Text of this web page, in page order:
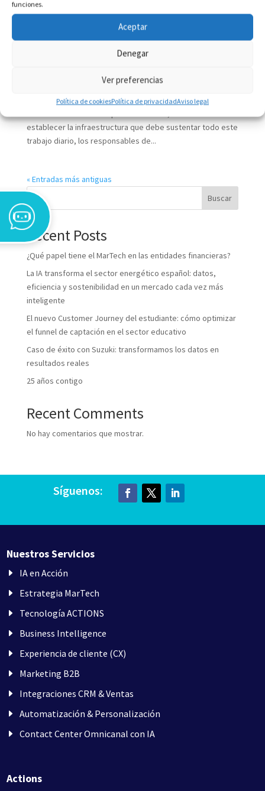
funciones.
Aceptar
Denegar
Ver preferencias
Política de cookiesPolítica de privacidadAviso legal
Nube híbrida: ventajas y desventajas
Tecnología
El almacenamiento y la gestión de los datos y de la
información es un eje central alrededor del que pivota la
establecer la infraestructura que debe sustentar todo este
trabajo diario, los responsables de...
« Entradas más antiguas
Buscar
Recent Posts
¿Qué papel tiene el MarTech en las entidades financieras?
La IA transforma el sector energético español: datos,
eficiencia y sostenibilidad en un mercado cada vez más
inteligente
El nuevo Customer Journey del estudiante: cómo optimizar
el funnel de captación en el sector educativo
Caso de éxito con Suzuki: transformamos los datos en
resultados reales
25 años contigo
Recent Comments
No hay comentarios que mostrar.
Síguenos:
Nuestros Servicios
IA en Acción
Estrategia MarTech
Tecnología ACTIONS
Business Intelligence
Experiencia de cliente (CX)
Marketing B2B
Integraciones CRM & Ventas
Automatización & Personalización
Contact Center Omnicanal con IA
Actions